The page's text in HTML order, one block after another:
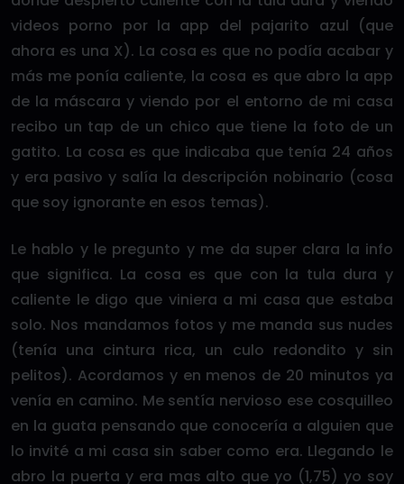
videos porno por la app del pajarito azul (que
ahora es una X). La cosa es que no podía acabar y
más me ponía caliente, la cosa es que abro la app
de la máscara y viendo por el entorno de mi casa
recibo un tap de un chico que tiene la foto de un
gatito. La cosa es que indicaba que tenía 24 años
y era pasivo y salía la descripción nobinario (cosa
que soy ignorante en esos temas).
Le hablo y le pregunto y me da super clara la info
que significa. La cosa es que con la tula dura y
caliente le digo que viniera a mi casa que estaba
solo. Nos mandamos fotos y me manda sus nudes
(tenía una cintura rica, un culo redondito y sin
pelitos). Acordamos y en menos de 20 minutos ya
venía en camino. Me sentía nervioso ese cosquilleo
en la guata pensando que conocería a alguien que
lo invité a mi casa sin saber como era. Llegando le
abro la puerta y era mas alto que yo (1,75) yo soy